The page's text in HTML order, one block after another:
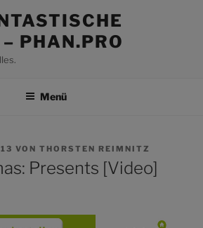
PHAN.PRO
Menü
VON THORSTEN REIMNITZ
Presents [Video]